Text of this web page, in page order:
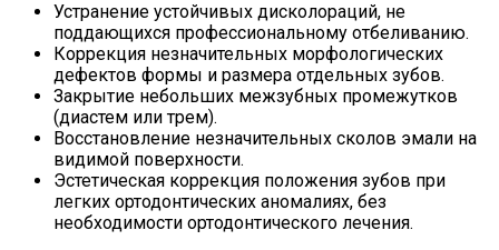
Устранение устойчивых дисколораций, не
поддающихся профессиональному отбеливанию.
Коррекция незначительных морфологических
дефектов формы и размера отдельных зубов.
Закрытие небольших межзубных промежутков
(диастем или трем).
Восстановление незначительных сколов эмали на
видимой поверхности.
Эстетическая коррекция положения зубов при
легких ортодонтических аномалиях, без
необходимости ортодонтического лечения.